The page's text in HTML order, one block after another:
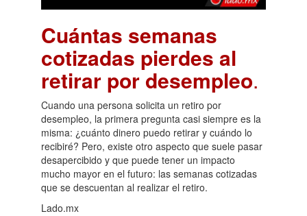
Cuántas semanas
cotizadas pierdes al
retirar por desempleo.
Cuando una persona solicita un retiro por
desempleo, la primera pregunta casi siempre es la
misma: ¿cuánto dinero puedo retirar y cuándo lo
recibiré? Pero, existe otro aspecto que suele pasar
desapercibido y que puede tener un impacto
mucho mayor en el futuro: las semanas cotizadas
que se descuentan al realizar el retiro.
Lado.mx